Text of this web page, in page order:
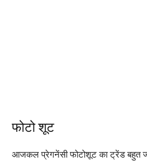
फोटो शूट
आजकल प्रेगनेंसी फोटोशूट का ट्रेंड बहुत